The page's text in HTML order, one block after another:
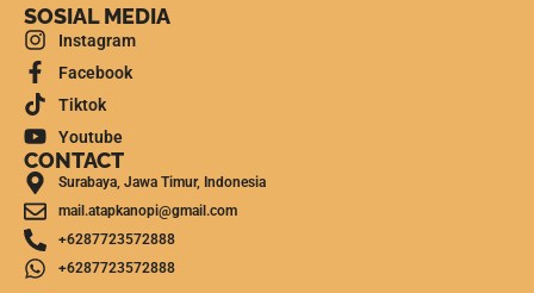
SOSIAL MEDIA
Instagram
Facebook
Tiktok
Youtube
CONTACT
Surabaya, Jawa Timur, Indonesia
mail.atapkanopi@gmail.com
+6287723572888
+6287723572888